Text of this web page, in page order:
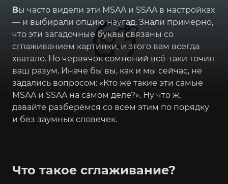
Вы часто видели эти MSAA и SSAA в настройках
— и выбирали опцию наугад. Знали примерно,
что эти загадочные буквы связаны со
сглаживанием картинки, и этого вам всегда
хватало. Но червячок сомнений всё-таки точил
ваш разум. Иначе бы вы, как и мы сейчас, не
задались вопросом: «Кто же такие эти самые
MSAA и SSAA на самом деле?». Ну что ж,
давайте разберёмся со всем этим по порядку
и без заумных словечек.
Что такое сглаживание?